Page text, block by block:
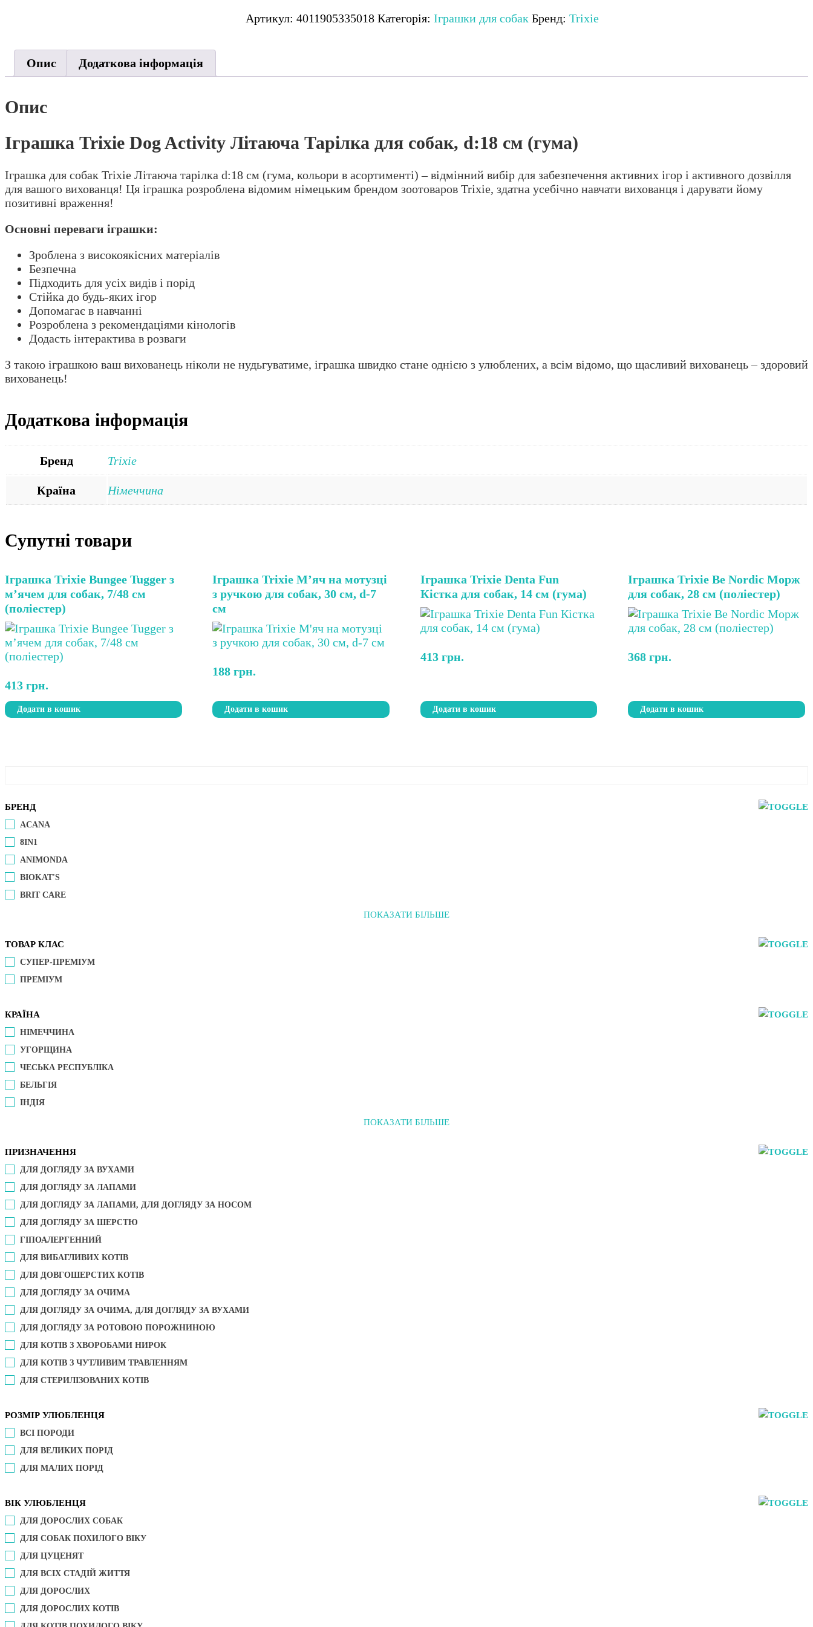
Activity
Артикул:4011905335018 Категорія:Іграшки для собак Бренд:Trixie
Опис Додаткова інформація
Опис
Іграшка Trixie Dog Activity Літаюча Тарілка для собак, d:18 см (гума)
Іграшка для собак Trixie Літаюча тарілка d:18 см (гума, кольори в асортименті) – відмінний вибір для забезпечення активних ігор і активного дозвілля
для вашого вихованця! Ця іграшка розроблена відомим німецьким брендом зоотоваров Trixie, здатна усебічно навчати вихованця і дарувати йому
позитивні враження!
Основні переваги іграшки:
Зроблена з високоякісних матеріалів
Безпечна
Підходить для усіх видів і порід
Стійка до будь-яких ігор
Допомагає в навчанні
Розроблена з рекомендаціями кінологів
Додасть інтерактива в розваги
З такою іграшкою ваш вихованець ніколи не нудьгуватиме, іграшка швидко стане однією з улюблених, а всім відомо, що щасливий вихованець – здоровий
вихованець!
Додаткова інформація
Бренд Trixie
Країна Німеччина
Супутні товари
Іграшка Trixie Bungee Tugger з
м’ячем для собак, 7/48 см
(поліестер)
413 грн.
Додати в кошик
Іграшка Trixie М’яч на мотузці
з ручкою для собак, 30 см, d-7
см
188грн.
Додати в кошик
Іграшка Trixie Denta Fun
Кістка для собак, 14 см (гума)
413 грн.
Додати в кошик
Іграшка Trixie Be Nordic Морж
для собак, 28 см (поліестер)
368 грн.
Додати в кошик
БРЕНД
ACANA
8IN1
ANIMONDA
BIOKAT'S
BRIT CARE
ПОКАЗАТИ БІЛЬШЕ
ТОВАР КЛАС
СУПЕР-ПРЕМІУМ
ПРЕМІУМ
КРАЇНА
НІМЕЧЧИНА
УГОРЩИНА
ЧЕСЬКА РЕСПУБЛІКА
БЕЛЬГІЯ
ІНДІЯ
ПОКАЗАТИ БІЛЬШЕ
ПРИЗНАЧЕННЯ
ДЛЯ ДОГЛЯДУ ЗА ВУХАМИ
ДЛЯ ДОГЛЯДУ ЗА ЛАПАМИ
ДЛЯ ДОГЛЯДУ ЗА ЛАПАМИ, ДЛЯ ДОГЛЯДУ ЗА НОСОМ
ДЛЯ ДОГЛЯДУ ЗА ШЕРСТЮ
ГІПОАЛЕРГЕННИЙ
ДЛЯ ВИБАГЛИВИХ КОТІВ
ДЛЯ ДОВГОШЕРСТИХ КОТІВ
ДЛЯ ДОГЛЯДУ ЗА ОЧИМА
ДЛЯ ДОГЛЯДУ ЗА ОЧИМА, ДЛЯ ДОГЛЯДУ ЗА ВУХАМИ
ДЛЯ ДОГЛЯДУ ЗА РОТОВОЮ ПОРОЖНИНОЮ
ДЛЯ КОТІВ З ХВОРОБАМИ НИРОК
ДЛЯ КОТІВ З ЧУТЛИВИМ ТРАВЛЕННЯМ
ДЛЯ СТЕРИЛІЗОВАНИХ КОТІВ
РОЗМІР УЛЮБЛЕНЦЯ
ВСІ ПОРОДИ
ДЛЯ ВЕЛИКИХ ПОРІД
ДЛЯ МАЛИХ ПОРІД
ВІК УЛЮБЛЕНЦЯ
ДЛЯ ДОРОСЛИХ СОБАК
ДЛЯ СОБАК ПОХИЛОГО ВІКУ
ДЛЯ ЦУЦЕНЯТ
ДЛЯ ВСІХ СТАДІЙ ЖИТТЯ
ДЛЯ ДОРОСЛИХ
ДЛЯ ДОРОСЛИХ КОТІВ